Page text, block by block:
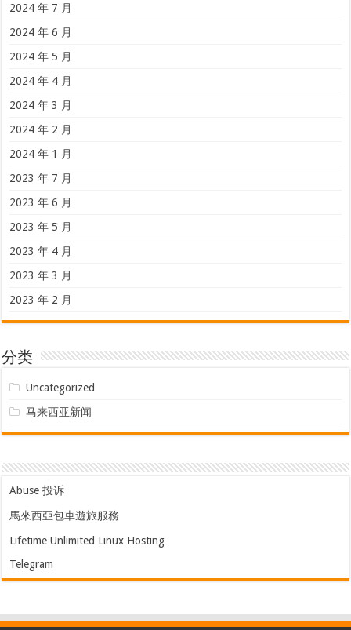
2024 年 7 月
2024 年 6 月
2024 年 5 月
2024 年 4 月
2024 年 3 月
2024 年 2 月
2024 年 1 月
2023 年 7 月
2023 年 6 月
2023 年 5 月
2023 年 4 月
2023 年 3 月
2023 年 2 月
分类
Uncategorized
马来西亚新闻
Abuse 投诉
馬來西亞包車遊旅服務
Lifetime Unlimited Linux Hosting
Telegram